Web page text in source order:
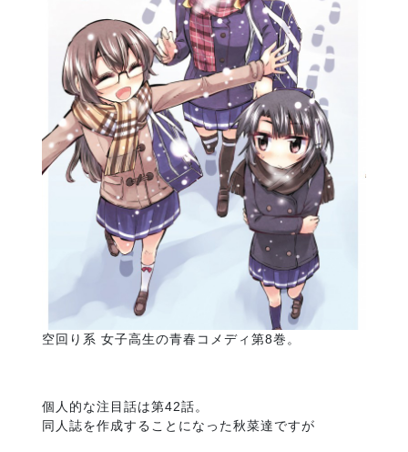
空回り系 女子高生の青春コメディ第8巻。
個人的な注目話は第42話。
同人誌を作成することになった秋菜達ですが